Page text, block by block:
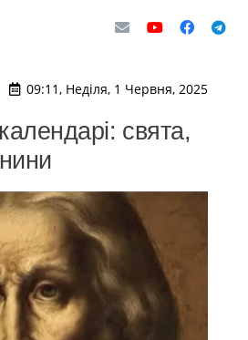
09:11, Неділя, 1 Червня, 2025
свята,